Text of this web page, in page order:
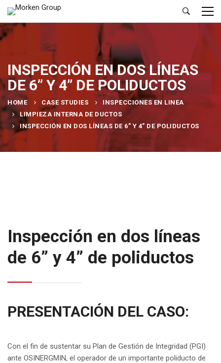
INSPECCIÓN EN DOS LÍNEAS
DE 6” Y 4” DE POLIDUCTOS
HOME CASE STUDIES
INSPECCIONES EN LINEA
LIMPIEZA INTERNA DE DUCTOS
INSPECCIÓN EN DOS LÍNEAS DE 6” Y 4” DE POLIDUCTOS
Inspección en dos líneas
de 6” y 4” de poliductos
PRESENTACIÓN DEL CASO:
Con el fin de sustentar su Plan de Gestión de Integridad (PGI)
ante OSINERGMIN, el operador de un importante poliducto de